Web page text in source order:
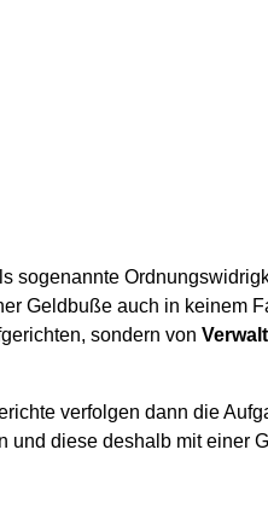
sogenannte
Geldbuße auch in keinem
sondern von
verfolgen dann die
diese deshalb mit einer